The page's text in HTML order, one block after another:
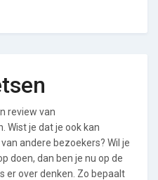
review van
Wist je dat je ook kan
andere bezoekers? Wil je
doen, dan ben je nu op de
er over denken. Zo bepaalt